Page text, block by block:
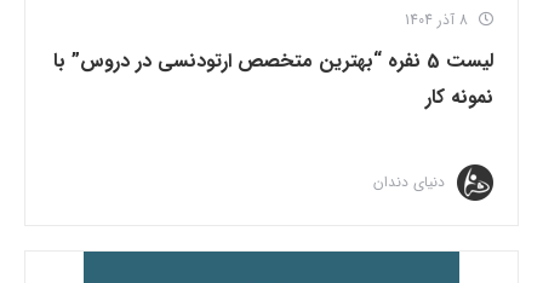
لیست 5 نفره “بهترین متخصص ارتودنسی در دروس” با
نمونه کار
دنیای دندان